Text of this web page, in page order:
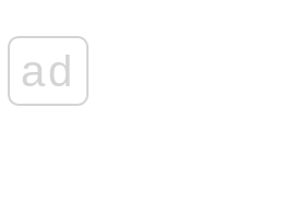
ad